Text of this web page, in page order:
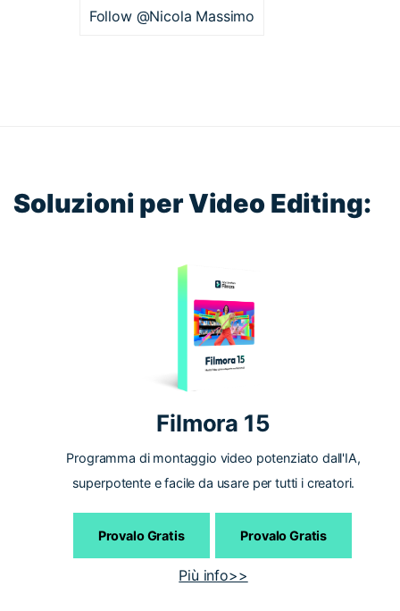
Follow @Nicola Massimo
Soluzioni per Video Editing:
Filmora 15
Programma di montaggio video potenziato dall'IA,
superpotente e facile da usare per tutti i creatori.
Provalo Gratis Provalo Gratis
Più info>>